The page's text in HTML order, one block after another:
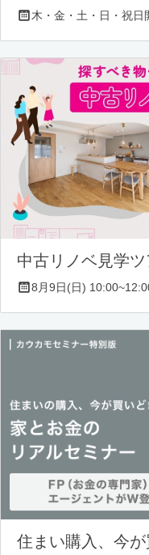
中古リノベ見学ツ
8月9日(日)
住まい購入、今